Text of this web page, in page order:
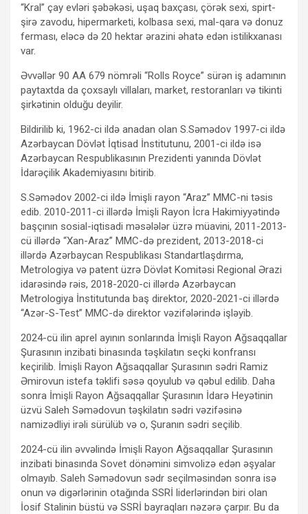
“Kral” çay evləri şəbəkəsi, uşaq baxçası, çörək sexi, spirt-
şirə zavodu, hipermarketi, kolbasa sexi, mal-qara və donuz
ferması, eləcə də 20 hektar ərazini əhatə edən istilikxanası
var.
Əvvəllər 90 AA 679 nömrəli “Rolls Royce” sürən iş adamının
paytaxtda da çoxsaylı villaları, market, restoranları və tikinti
şirkətinin olduğu deyilir.
Bildirilib ki, 1962-ci ildə anadan olan S.Səmədov 1997-ci ildə
Azərbaycan Dövlət İqtisad İnstitutunu, 2001-ci ildə isə
Azərbaycan Respublikasının Prezidenti yanında Dövlət
İdarəçilik Akademiyasını bitirib.
S.Səmədov 2002-ci ildə İmişli rayon “Araz” MMC-ni təsis
edib. 2010-2011-ci illərdə İmişli Rayon İcra Hakimiyyətində
başçının sosial-iqtisadi məsələlər üzrə müavini, 2011-2013-
cü illərdə “Xan-Araz” MMC-də prezident, 2013-2018-ci
illərdə Azərbaycan Respublikası Standartlaşdırma,
Metrologiya və patent üzrə Dövlət Komitəsi Regional Ərazi
idarəsində rəis, 2018-2020-ci illərdə Azərbaycan
Metrologiya İnstitutunda baş direktor, 2020-2021-ci illərdə
“Azər-S-Test” MMC-də direktor vəzifələrində işləyib.
2024-cü ilin aprel ayının sonlarında İmişli Rayon Ağsaqqallar
Şurasının inzibati binasında təşkilatın seçki konfransı
keçirilib. İmişli Rayon Ağsaqqallar Şurasının sədri Ramiz
Əmirovun istefa təklifi səsə qoyulub və qəbul edilib. Daha
sonra İmişli Rayon Ağsaqqallar Şurasının İdarə Heyətinin
üzvü Saleh Səmədovun təşkilatın sədri vəzifəsinə
namizədliyi irəli sürülüb və o, Şuranın sədri seçilib.
2024-cü ilin əvvəlində İmişli Rayon Ağsaqqallar Şurasının
inzibati binasında Sovet dönəmini simvolizə edən əşyalar
olmayıb. Saleh Səmədovun sədr seçilməsindən sonra isə
onun və digərlərinin otağında SSRİ liderlərindən biri olan
İosif Stalinin büstü və SSRİ bayraqları nəzərə çarpır. Bu da